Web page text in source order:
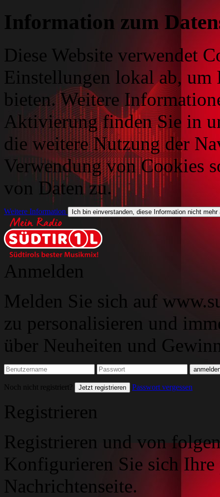
Information zum
Diese Website verwendet
Einstellungen lokal ab, um
bieten. Weitere
Aktivierung finden Sie in
die weitere Nutzung der
Verwendung von Cookies
von Daten zu.
Weitere Information Ich bin einverstanden, diese Information nicht mehr
Anmelden
Melden Sie sich auf
zu personalisieren und
über Neuheiten und
Noch nicht registriert? Jetzt registrieren Passwort vergessen
Registrieren
Registrieren und von
Konfigurieren Sie sich
Nachrichtenseite.